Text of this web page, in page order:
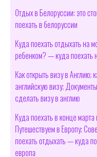
Отдых в Белоруссии: это
поехать в белоруссии
Куда поехать отдыхать на
ребенком? — куда поехать
Как открыть визу в Англию;
английскую визу;
сделать визу в англию
Куда поехать в конце марта
Путешествуем в Европу;
поехать отдыхать — куда
европа